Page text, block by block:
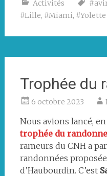
Activités
#Lille, #Miami, #Yolette
Trophée du
6 octobre 2023
Nous avions lancé,
trophée du
rameurs du CNH a
randonnées
d’Haubourdin. C’est